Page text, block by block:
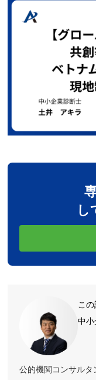
し
こ
中
公的機関コンサル